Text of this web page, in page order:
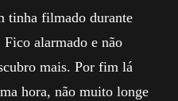
tinha filmado durante
alarmado e não
mais. Por fim lá
hora, não muito longe